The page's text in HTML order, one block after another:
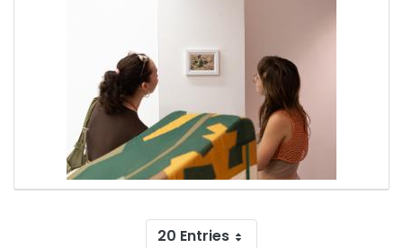
20 Entries